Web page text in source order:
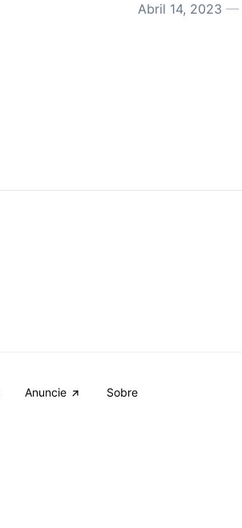
Abril 14, 2023 —
Anuncie Sobre